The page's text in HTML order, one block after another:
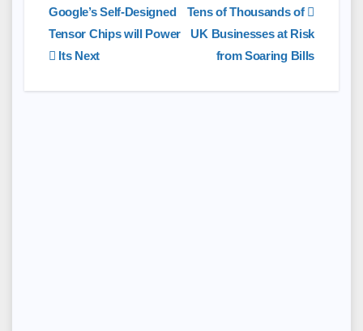
تصفّح
المقالات
Google’s Self-Designed
Tensor Chips will Power
Its Next
Tens of Thousands of
UK Businesses at Risk
from Soaring Bills